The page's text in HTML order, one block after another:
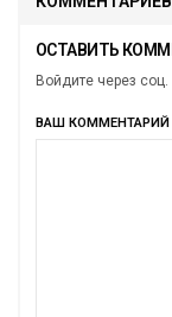
ОСТАВИТЬ
Войдите через
ВАШ КОММЕНТАРИЙ